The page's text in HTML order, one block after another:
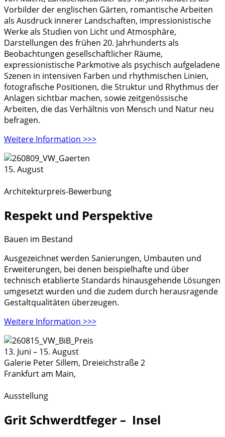
Vorbilder der englischen Gärten, romantische Arbeiten
als Ausdruck innerer Landschaften, impressionistische
Werke als Studien von Licht und Atmosphäre,
Darstellungen des frühen 20. Jahrhunderts als
Beobachtungen gesellschaftlicher Räume,
expressionistische Parkmotive als psychisch aufgeladene
Szenen in intensiven Farben und rhythmischen Linien,
fotografische Positionen, die Struktur und Rhythmus der
Anlagen sichtbar machen, sowie zeitgenössische
Arbeiten, die das Verhältnis von Mensch und Natur neu
befragen.
Weitere Information >>>
15. August
Architekturpreis-Bewerbung
Respekt und Perspektive
Bauen im Bestand
Ausgezeichnet werden Sanierungen, Umbauten und
Erweiterungen, bei denen beispielhafte und über
technisch etablierte Standards hinausgehende Lösungen
umgesetzt wurden und die zudem durch herausragende
Gestaltqualitäten überzeugen.
Weitere Information >>>
13. Juni – 15. August
Galerie Peter Sillem, Dreieichstraße 2
Frankfurt am Main,
Ausstellung
Grit Schwerdtfeger – Insel